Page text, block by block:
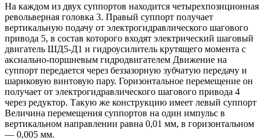
На каждом из двух суппортов находится четырехпозиционная
револьверная головка 3. Правый суппорт получает
вертикальную подачу от электрогидравлического шагового
привода 5, в состав которого входят электрический шаговый
двигатель ШД5-Д1 и гидроусилитель крутящего момента с
аксиально-поршневым гидродвигателем Движение на
суппорт передается через беззазорную зубчатую передачу и
шариковую винтовую пару. Горизонтальное перемещение он
получает от электрогидравлического шагового привода 4
через редуктор. Такую же конструкцию имеет левый суппорт
Величина перемещения суппортов на один импульс в
вертикальном направлении равна 0,01 мм, в горизонтальном
— 0,005 мм.